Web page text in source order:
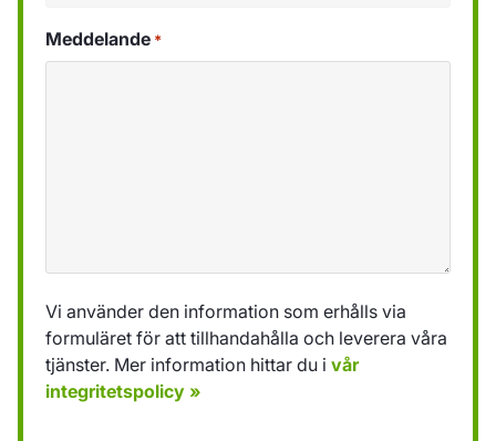
Meddelande *
Vi använder den information som erhålls via
formuläret för att tillhandahålla och leverera våra
tjänster. Mer information hittar du i vår
integritetspolicy »